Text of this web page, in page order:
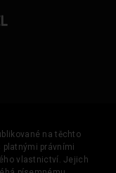
na těchto
právními
vlastnictví. Jejich